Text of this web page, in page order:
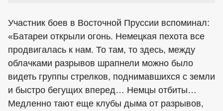
Участник боев в Восточной Пруссии вспоминал:
«Батареи открыли огонь. Немецкая пехота все
продвигалась к нам. То там, то здесь, между
облачками разрывов шрапнели можно было
видеть группы стрелков, поднимавшихся с земли
и быстро бегущих вперед… Немцы отбиты…
Медленно тают еще клубы дыма от разрывов,